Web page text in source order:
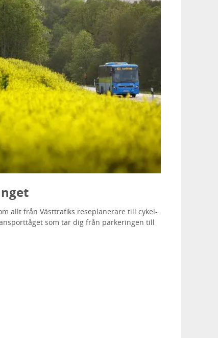
allt från Västtrafiks reseplanerare till cykel-
som tar dig från parkeringen till